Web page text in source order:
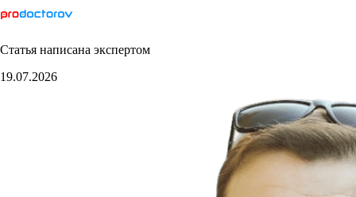
Статья написана экспертом
19.07.2026